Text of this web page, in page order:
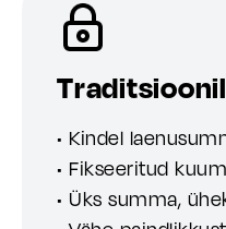
• Kindel
• Fikseeritud
• Üks summa,